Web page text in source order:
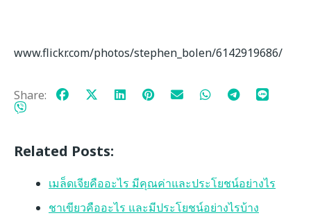
www.flickr.com/photos/stephen_bolen/6142919686/
Share:
Related Posts:
เมล็ดเจียคืออะไร มีคุณค่าและประโยชน์อย่างไร
ชาเขียวคืออะไร และมีประโยชน์อย่างไรบ้าง